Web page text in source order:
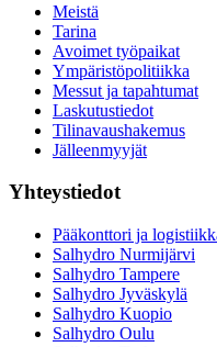
Meistä
Tarina
Avoimet työpaikat
Ympäristöpolitiikka
Messut ja tapahtumat
Laskutustiedot
Tilinavaushakemus
Jälleenmyyjät
Yhteystiedot
Pääkonttori ja
Salhydro Nurmijärvi
Salhydro Tampere
Salhydro Jyväskylä
Salhydro Kuopio
Salhydro Oulu